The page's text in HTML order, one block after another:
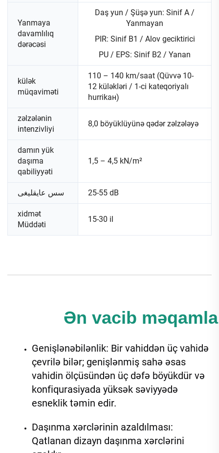
Yanmaya
davamlılıq
dərəcəsi
Daş yun / Şüşə yun: Sinif A /
Yanmayan
PIR: Sinif B1 / Alov geciktirici
PU / EPS: Sinif B2 / Yanan
külək
müqaviməti
110 – 140 km/saat (Qüvvə 10-
12 küləkləri / 1-ci kateqoriyalı
hurrikан)
zəlzələnin
intenzivliyi
8,0 böyüklüyünə qədər zəlzələyə
damın yük
daşıma
qabiliyyəti
1,5 – 4,5 kN/m²
سس عایقلیغی 25-55 dB
xidmət
Müddəti
15-30 il
Ən vacib
Genişlənəbilənlik: Bir vahiddən üç vahidə
çevrilə bilər; genişlənmiş sahə əsas
vahidin ölçüsündən üç dəfə böyükdür və
konfiqurasiyada yüksək səviyyədə
esneklik təmin edir.
Daşınma xərclərinin azaldılması:
Qatlanan dizayn daşınma xərclərini